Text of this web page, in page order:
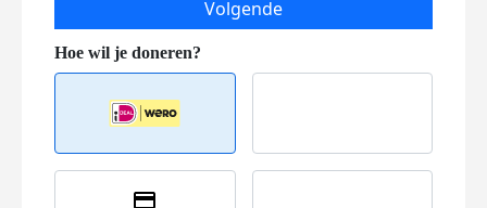
Volgende